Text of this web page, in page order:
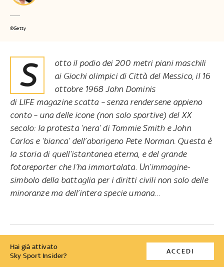
©Getty
Sotto il podio dei 200 metri piani maschili
ai Giochi olimpici di Città del Messico, il 16
ottobre 1968 John Dominis
di LIFE magazine scatta – senza rendersene appieno
conto – una delle icone (non solo sportive) del XX
secolo: la protesta ‘nera’ di Tommie Smith e John
Carlos e ‘bianca’ dell’aborigeno Pete Norman. Questa è
la storia di quell’istantanea eterna, e del grande
fotoreporter che l’ha immortalata. Un’immagine-
simbolo della battaglia per i diritti civili non solo delle
minoranze ma dell’intera specie umana…
Hai già attivato
Sky Sport Insider?
ACCEDI